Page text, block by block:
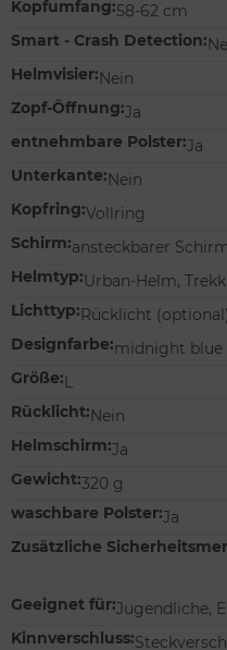
Kopfumfang:58-62 cm
Smart - Crash Detection:
Helmvisier:Nein
Zopf-Öffnung:Ja
entnehmbare Polster:Ja
Unterkante:Nein
Kopfring:Vollring
Schirm:ansteckbarer
Helmtyp:Urban-Helm,
Lichttyp:Rücklicht (optional)
Designfarbe:midnight blue
Größe:L
Rücklicht:Nein
Helmschirm:Ja
Gewicht:320 g
waschbare Polster:Ja
Zusätzliche
Geeignet für:Jugendliche,
Kinnverschluss: